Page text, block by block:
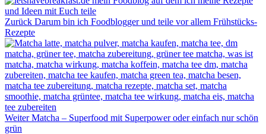
Zurück Darum bin ich Foodblogger und teile vor allem Frühstücks-
Rezepte
WeiterMatcha – Superfood mit Superpower oder einfach nur schön
grün